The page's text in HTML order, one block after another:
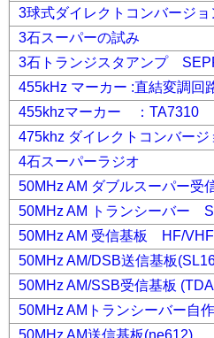
3球式ダイレクトコンバージョ
3石スーパーの試み
3石トランジスタアンプ
455kHz マーカー :直結変調回
455khzマーカー ：TA7310
475khz ダイレクトコンバー
4石スーパーラジオ
50MHz AM ダブルスーパー受
50MHz AM トランシーバー
50MHz AM 受信基板 HF/
50MHz AM/DSB送信基板
50MHz AM/SSB受信基板
50MHz AMトランシーバー自
50MHz AM送信基板